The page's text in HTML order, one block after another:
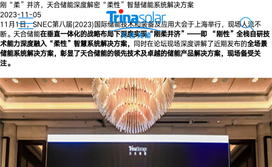
刚“柔”并济，天合储能深度解密“柔性”智慧储能系统解决方案
2023-11-05
11月1日，SNEC第八届(2023)国际储能技术和装备及应用大会于上海举行，现场人流不
断。天合储能在垂直一体化的战略布局下深度实现“刚柔并济”——即 “刚性”全栈自研技
术能力深度融入“柔性”智慧系统解决方案， 同时在论坛现场深度讲解了近期发布的全场景
储能系统解决方案，彰显了天合储能的领先技术及卓越的储能产品解决方案，现场备受关
注。